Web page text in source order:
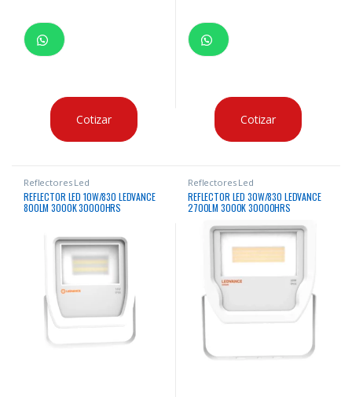
Cotizar Cotizar
Reflectores Led
REFLECTOR LED 10W/830 LEDVANCE
800LM 3000K 30000HRS
Reflectores Led
REFLECTOR LED 30W/830 LEDVANCE
2700LM 3000K 30000HRS